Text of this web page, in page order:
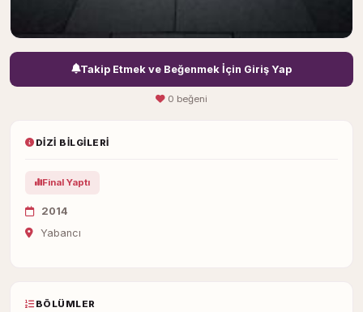
Takip Etmek ve Beğenmek İçin Giriş Yap
0 beğeni
DIZI BILGILERI
Final Yaptı
2014
Yabancı
BÖLÜMLER